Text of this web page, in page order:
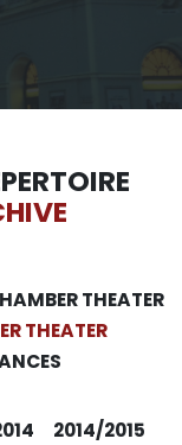
THEATER
THEATER
2014/2015